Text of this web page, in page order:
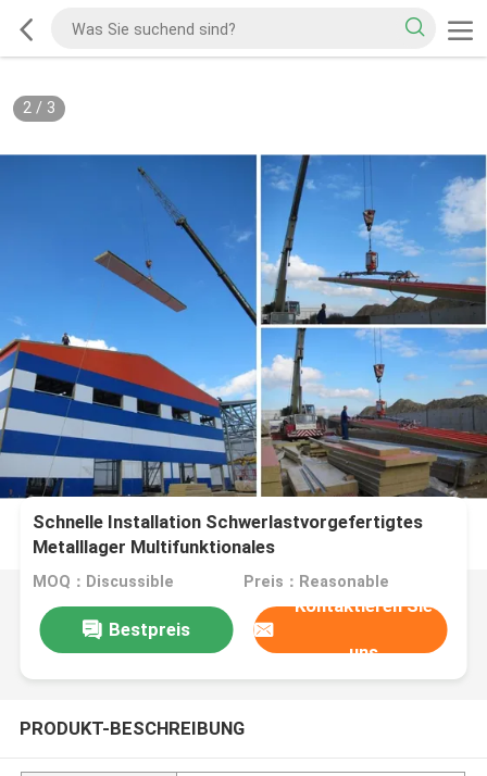
2/ 3
Schnelle Installation Schwerlastvorgefertigtes
Metalllager Multifunktionales
MOQ：Discussible Preis：Reasonable
Bestpreis
Kontaktieren Sie
uns
PRODUKT-BESCHREIBUNG